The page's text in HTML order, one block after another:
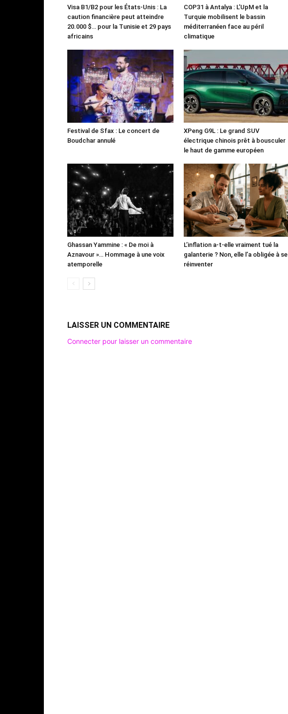
Visa B1/B2 pour les États-Unis : La
caution financière peut atteindre
20.000 $… pour la Tunisie et 29 pays
africains
COP31 à Antalya : L’UpM et la
Turquie mobilisent le bassin
méditerranéen face au péril
climatique
Festival de Sfax : Le concert de
Boudchar annulé
XPeng G9L : Le grand SUV
électrique chinois prêt à bousculer
le haut de gamme européen
Ghassan Yammine : « De moi à
Aznavour »… Hommage à une voix
atemporelle
L’inflation a-t-elle vraiment tué la
galanterie ? Non, elle l’a obligée à se
réinventer
LAISSER UN COMMENTAIRE
Connecter pour laisser un commentaire